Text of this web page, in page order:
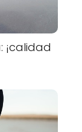
¡calidad